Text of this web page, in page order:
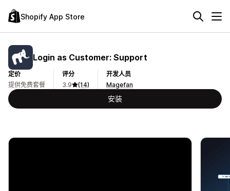
Shopify App Store
Login as Customer: Support
定价
提供免费套餐
评分
3.9
(14)
开发人员
Magefan
安装